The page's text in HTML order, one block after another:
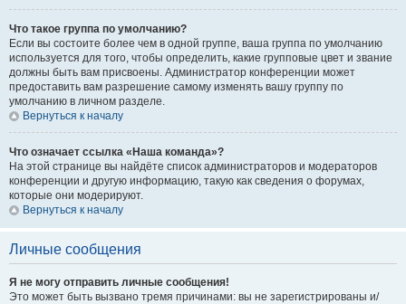
Что такое группа по умолчанию?
Если вы состоите более чем в одной группе, ваша группа по умолчанию
используется для того, чтобы определить, какие групповые цвет и звание
должны быть вам присвоены. Администратор конференции может
предоставить вам разрешение самому изменять вашу группу по
умолчанию в личном разделе.
Вернуться к началу
Что означает ссылка «Наша команда»?
На этой странице вы найдёте список администраторов и модераторов
конференции и другую информацию, такую как сведения о форумах,
которые они модерируют.
Вернуться к началу
Личные сообщения
Я не могу отправить личные сообщения!
Это может быть вызвано тремя причинами: вы не зарегистрированы и/